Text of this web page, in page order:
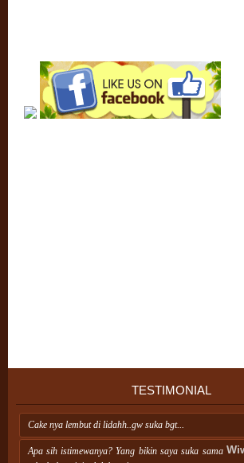
TESTIMONIAL
Cake nya lembut di lidahh..gw suka bgt...
Apa sih istimewanya? Yang bikin saya suka sama